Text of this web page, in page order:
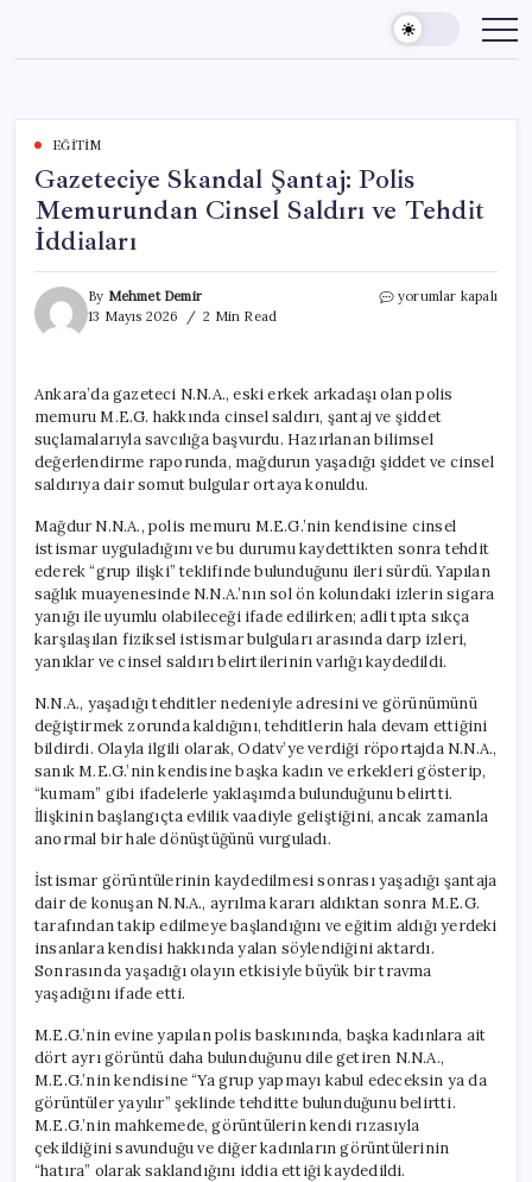
content
EĞITIM
Gazeteciye Skandal Şantaj: Polis
Memurundan Cinsel Saldırı ve Tehdit
İddiaları
By Mehmet Demir
13 Mayıs 2026
2 Min Read
Gazeteciye
Cinsel
Saldırı
ve
Tehdit
yorumlar kapalı
Ankara’da gazeteci N.N.A., eski erkek arkadaşı olan polis
memuru M.E.G. hakkında cinsel saldırı, şantaj ve şiddet
suçlamalarıyla savcılığa başvurdu. Hazırlanan bilimsel
değerlendirme raporunda, mağdurun yaşadığı şiddet ve cinsel
saldırıya dair somut bulgular ortaya konuldu.
Mağdur N.N.A., polis memuru M.E.G.’nin kendisine cinsel
istismar uyguladığını ve bu durumu kaydettikten sonra tehdit
ederek “grup ilişki” teklifinde bulunduğunu ileri sürdü. Yapılan
sağlık muayenesinde N.N.A.’nın sol ön kolundaki izlerin sigara
yanığı ile uyumlu olabileceği ifade edilirken; adli tıpta sıkça
karşılaşılan fiziksel istismar bulguları arasında darp izleri,
yanıklar ve cinsel saldırı belirtilerinin varlığı kaydedildi.
N.N.A., yaşadığı tehditler nedeniyle adresini ve görünümünü
değiştirmek zorunda kaldığını, tehditlerin hala devam ettiğini
bildirdi. Olayla ilgili olarak, Odatv’ye verdiği röportajda N.N.A.,
sanık M.E.G.’nin kendisine başka kadın ve erkekleri gösterip,
“kumam” gibi ifadelerle yaklaşımda bulunduğunu belirtti.
İlişkinin başlangıçta evlilik vaadiyle geliştiğini, ancak zamanla
anormal bir hale dönüştüğünü vurguladı.
İstismar görüntülerinin kaydedilmesi sonrası yaşadığı şantaja
dair de konuşan N.N.A., ayrılma kararı aldıktan sonra M.E.G.
tarafından takip edilmeye başlandığını ve eğitim aldığı yerdeki
insanlara kendisi hakkında yalan söylendiğini aktardı.
Sonrasında yaşadığı olayın etkisiyle büyük bir travma
yaşadığını ifade etti.
M.E.G.’nin evine yapılan polis baskınında, başka kadınlara ait
dört ayrı görüntü daha bulunduğunu dile getiren N.N.A.,
M.E.G.’nin kendisine “Ya grup yapmayı kabul edeceksin ya da
görüntüler yayılır” şeklinde tehditte bulunduğunu belirtti.
M.E.G.’nin mahkemede, görüntülerin kendi rızasıyla
çekildiğini savunduğu ve diğer kadınların görüntülerinin
“hatıra” olarak saklandığını iddia ettiği kaydedildi.